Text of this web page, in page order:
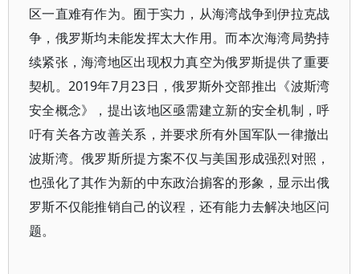
区一直难有作为。囿于实力，从海湾战争到伊拉克战
争，俄罗斯均未能发挥太大作用。而本次海湾局势持
续紧张，海湾地区出现权力真空为俄罗斯提供了重要
契机。2019年7月23日，俄罗斯外交部推出《波斯湾
安全概念》，提出该地区亟需建立新的安全机制，呼
吁有关各方改善关系，并要求所有外国军队一律撤出
波斯湾。俄罗斯所提方案不仅与美国形成强烈对照，
也强化了其作为新的中东政治掮客的形象，显示出俄
罗斯不仅能推销自己的议程，还有能力去解决地区问
题。